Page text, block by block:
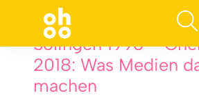
Solingen 1993 –
2018: Was Medien
machen